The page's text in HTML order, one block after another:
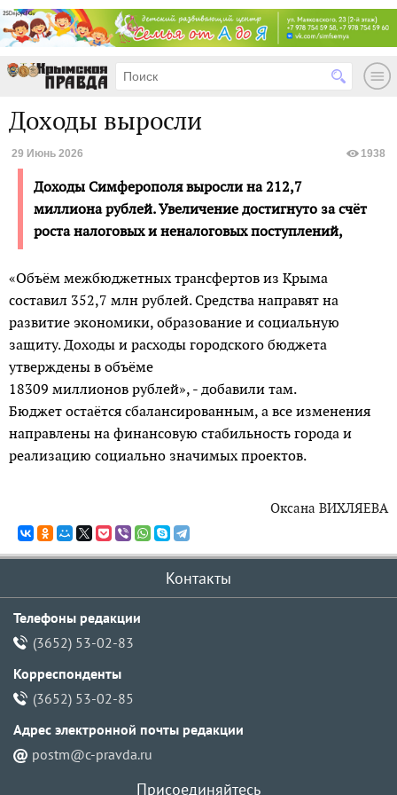
Доходы выросли
29 Июнь 2026 1938
Доходы Симферополя выросли на 212,7
миллиона рублей. Увеличение достигнуто за счёт
роста налоговых и неналоговых поступлений,
«Объём межбюджетных трансфертов из Крыма
составил 352,7 млн руб­лей. Средства направят на
развитие экономики, образование и социальную
защиту. Доходы и расходы городского бюджета
утверждены в объёме
18309 миллионов рублей», - добавили там.
Бюджет остаётся сбалансированным, а все изменения
направлены на финансовую стабильность города и
реализацию социаль­но значимых проектов.
Оксана ВИХЛЯЕВА
Контакты
Телефоны редакции
(3652) 53-02-83
Корреспонденты
(3652) 53-02-85
Адрес электронной почты pедакции
postm@c-pravda.ru
Присоединяйтесь